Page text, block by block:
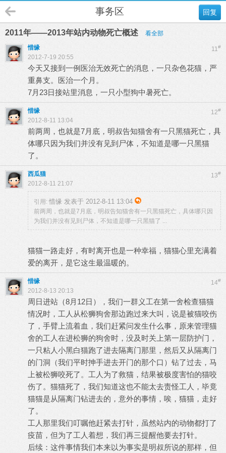
回复
事务区
2011年——2013年站内动物死亡概述 看全部
11#
惜缘
2012-7-19 20:55
今天又接到一例医治无效死亡的消息，一只杂色花猫，严
重鼻支。医治一个月。
7月23日接站里消息，一只小型狗中暑死亡。
12#
惜缘
2012-8-11 13:04
前两周，也就是7月底，明叔告知猫舍有一只黑猫死亡，具
体哪只因为我们并没有见到尸体，不知道是哪一只黑猫
了。
13#
西瓜猫
2012-8-11 21:07
引用: 惜缘 发表于 2012-8-11 13:04
前两周，也就是7月底，明叔告知猫舍有一只黑猫死亡，具体哪只因
为我们并没有见到尸体，不知道是哪一只黑猫了 ...
猫猫一路走好，有时离开也是一种幸福，猫猫心里充满着
爱的离开，是它这生最温暖的。
14#
惜缘
2012-8-13 20:13
周日进站（8月12日），我们一群义工在第一舍检查猫猫
情况时，工人从松狮狗舍那边跑过来大叫，说是被猫咬伤
了，手臂上流着血，我们赶紧问发生什么事，原来管理猫
舍的工人在进松狮的狗舍时，没及时关上第一层防护门，
一只粘人小黑白猫跑了进去隔离门那里，然后又从隔离门
的门洞（我们平时抻手进去开门的那个口）钻了过去，马
上被松狮咬死了。工人为了救猫，结果被极度害怕的猫咬
伤了。猫猫死了，我们知道这也不能太去责怪工人，毕竟
猫猫是从隔离门钻进去的，意外的事情，唉，猫猫，走好
了。
工人那里我们叮嘱他赶紧去打针，虽然站内的动物都打了
疫苗，但为了工人着想，我们再三提醒他要去打针。
后续：这件事情我们本来以为事实是明叔所说的那样，但